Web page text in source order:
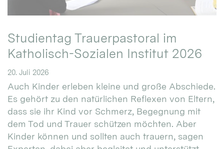
Studientag Trauerpastoral im
Katholisch-Sozialen Institut 2026
20. Juli 2026
Auch Kinder erleben kleine und große Abschiede.
Es gehört zu den natürlichen Reflexen von Eltern,
dass sie ihr Kind vor Schmerz, Begegnung mit
dem Tod und Trauer schützen möchten. Aber
Kinder können und sollten auch trauern, sagen